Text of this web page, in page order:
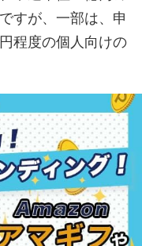
すが、一部は、申
程度の個人向けの